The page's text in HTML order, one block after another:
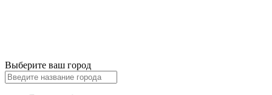
Выберите ваш город